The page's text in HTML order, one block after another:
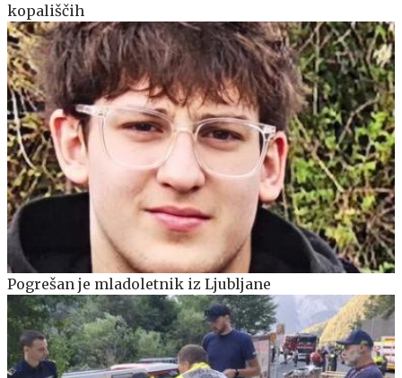
kopališčih
Pogrešan je mladoletnik iz Ljubljane